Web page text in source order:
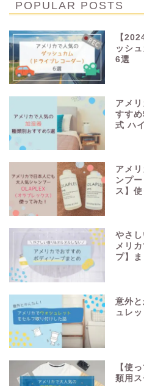
POPULAR POSTS
【
ッシ
6選
アメ
すす
式 ハ
アメ
ンプ
ス】使
やさ
メリ
プ】
意外
ュレ
【使
類用